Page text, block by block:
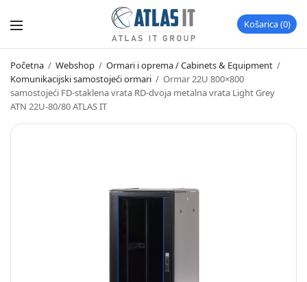
Košarica 0
Početna / Webshop / Ormari i oprema / Cabinets & Equipment /
Komunikacijski samostojeći ormari / Ormar 22U 800×800
samostojeći FD-staklena vrata RD-dvoja metalna vrata Light Grey
ATN 22U-80/80 ATLAS IT